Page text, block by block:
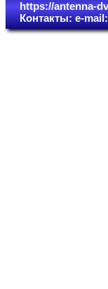
https://antenna-
Контакты: e-